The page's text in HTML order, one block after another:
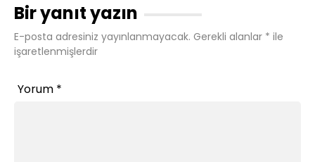
Bir yanıt yazın
E-posta adresiniz yayınlanmayacak. Gerekli alanlar * ile
işaretlenmişlerdir
Yorum *